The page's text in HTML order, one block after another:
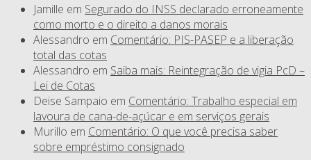
Jamille em Segurado do INSS declarado erroneamente
como morto e o direito a danos morais
Alessandro em Comentário: PIS-PASEP e a liberação
total das cotas
Alessandro em Saiba mais: Reintegração de vigia PcD –
Lei de Cotas
Deise Sampaio em Comentário: Trabalho especial em
lavoura de cana-de-açúcar e em serviços gerais
Murillo em Comentário: O que você precisa saber
sobre empréstimo consignado